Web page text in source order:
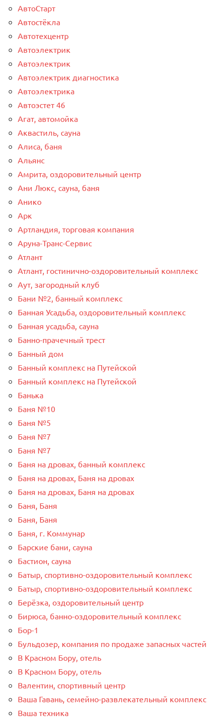
АвтоСтарт
Автостёкла
Автотехцентр
Автоэлектрик
Автоэлектрик
Автоэлектрик диагностика
Автоэлектрика
Автоэстет 46
Агат, автомойка
Аквастиль, сауна
Алиса, баня
Альянс
Амрита, оздоровительный центр
Ани Люкс, сауна, баня
Анико
Арк
Артландия, торговая компания
Аруна-Транс-Сервис
Атлант
Атлант, гостинично-оздоровительный комплекс
Аут, загородный клуб
Бани №2, банный комплекс
Банная Усадьба, оздоровительный комплекс
Банная усадьба, сауна
Банно-прачечный трест
Банный дом
Банный комплекс на Путейской
Банный комплекс на Путейской
Банька
Баня №10
Баня №5
Баня №7
Баня №7
Баня на дровах, банный комплекс
Баня на дровах, Баня на дровах
Баня на дровах, Баня на дровах
Баня, Баня
Баня, Баня
Баня, г. Коммунар
Барские бани, сауна
Бастион, сауна
Батыр, спортивно-оздоровительный комплекс
Батыр, спортивно-оздоровительный комплекс
Берёзка, оздоровительный центр
Бирюса, банно-оздоровительный комплекс
Бор-1
Бульдозер, компания по продаже запасных частей
В Красном Бору, отель
В Красном Бору, отель
Валентин, спортивный центр
Ваша Гавань, семейно-развлекательный комплекс
Ваша техника